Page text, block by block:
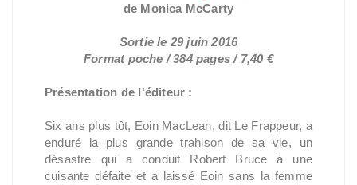
de Monica McCarty
Sortie le 29 juin 2016
Format poche / 384 pages / 7,40 €
Présentation de l'éditeur :
Six ans plus tôt, Eoin MacLean, dit Le Frappeur, a
enduré la plus grande trahison de sa vie, un
désastre qui a conduit Robert Bruce à une
cuisante défaite et a laissé Eoin sans la femme